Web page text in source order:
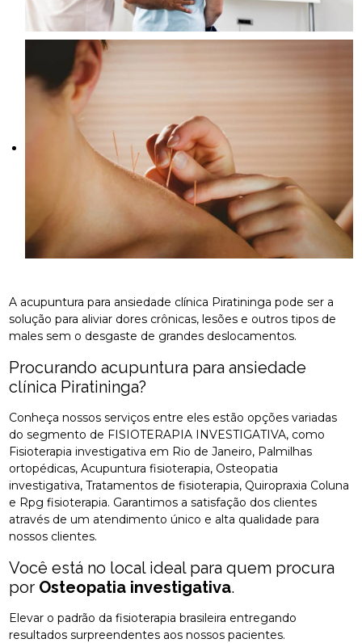
A acupuntura para ansiedade clínica Piratininga pode ser a
solução para aliviar dores crônicas, lesões e outros tipos de
males sem o desgaste de grandes deslocamentos.
Procurando acupuntura para ansiedade
clínica Piratininga?
Conheça nossos serviços entre eles estão opções variadas
do segmento de FISIOTERAPIA INVESTIGATIVA, como
Fisioterapia investigativa em Rio de Janeiro, Palmilhas
ortopédicas, Acupuntura fisioterapia, Osteopatia
investigativa, Tratamentos de fisioterapia, Quiropraxia Coluna
e Rpg fisioterapia. Garantimos a satisfação dos clientes
através de um atendimento único e alta qualidade para
nossos clientes.
Você está no local ideal para quem procura
por Osteopatia investigativa.
Elevar o padrão da fisioterapia brasileira entregando
resultados surpreendentes aos nossos pacientes.